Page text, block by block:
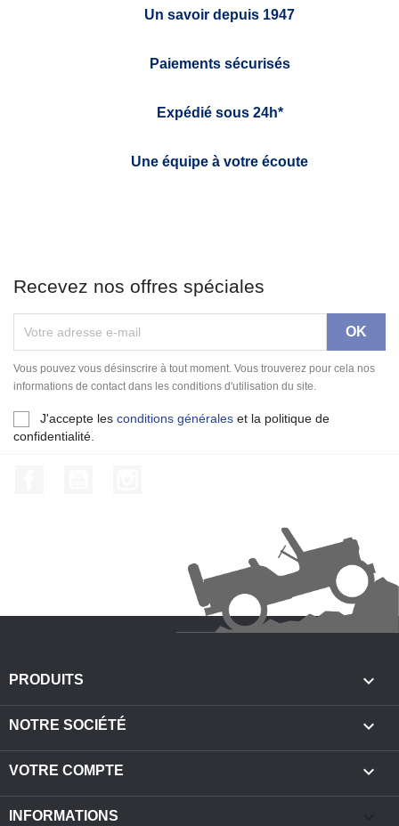
Un savoir depuis 1947
Paiements sécurisés
Expédié sous 24h*
Une équipe à votre écoute
Recevez nos offres spéciales
Vous pouvez vous désinscrire à tout moment. Vous trouverez pour cela nos
informations de contact dans les conditions d'utilisation du site.
J'accepte les conditions générales et la politique de
confidentialité.
PRODUITS 
NOTRE SOCIÉTÉ 
VOTRE COMPTE 
INFORMATIONS